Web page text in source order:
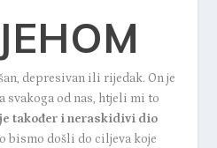
depresivan ili rijedak. On je
svakoga od nas, htjeli mi to
također i neraskidivi dio
bismo došli do ciljeva koje